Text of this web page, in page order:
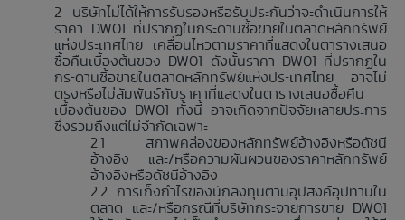
บริษัทไม่ได้ให้การรับรองหรือรับประกันว่าจะดำเนินการให้
ราคา DW01 ที่ปรากฏในกระดานซื้อขายในตลาดหลักทรัพย์
แห่งประเทศไทย เคลื่อนไหวตามราคาที่แสดงในตารางเสนอ
ซื้อคืนเบื้องต้นของ DW01 ดังนั้นราคา DW01 ที่ปรากฏใน
กระดานซื้อขายในตลาดหลักทรัพย์แห่งประเทศไทย อาจไม่
ตรงหรือไม่สัมพันธ์กับราคาที่แสดงในตารางเสนอซื้อคืน
เบื้องต้นของ DW01 ทั้งนี้ อาจเกิดจากปัจจัยหลายประการ
ซึ่งรวมถึงแต่ไม่จำกัดเฉพาะ
สภาพคล่องของหลักทรัพย์อ้างอิงหรือดัชนี
อ้างอิง และ/หรือความผันผวนของราคาหลักทรัพย์
อ้างอิงหรือดัชนีอ้างอิง
การเก็งกำไรของนักลงทุนตามอุปสงค์อุปทานใน
ตลาด และ/หรือกรณีที่บริษัทกระจายการขาย DW01